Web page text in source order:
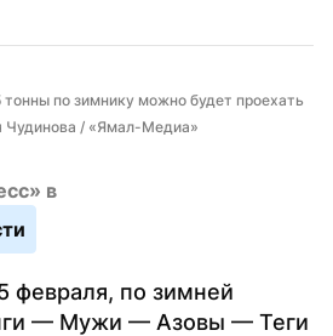
по зимнику можно будет проехать
Чудинова / «Ямал-Медиа»
в
февраля, по зимней
— Мужи — Азовы — Теги